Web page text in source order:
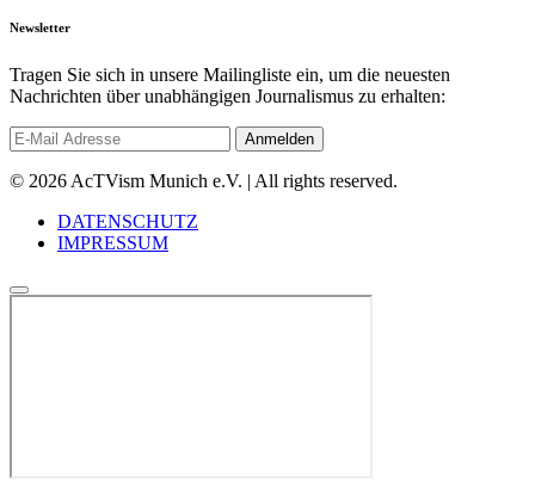
Newsletter
Tragen Sie sich in unsere Mailingliste ein, um die neuesten
Nachrichten über unabhängigen Journalismus zu erhalten:
© 2026 AcTVism Munich e.V. | All rights reserved.
DATENSCHUTZ
IMPRESSUM